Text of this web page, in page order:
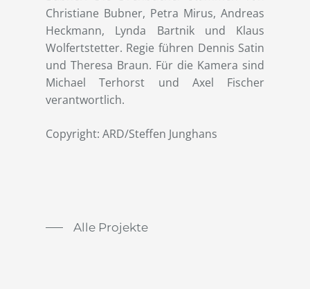
Christiane Bubner, Petra Mirus, Andreas
Heckmann, Lynda Bartnik und Klaus
Wolfertstetter. Regie führen Dennis Satin
und Theresa Braun. Für die Kamera sind
Michael Terhorst und Axel Fischer
verantwortlich.
Copyright: ARD/Steffen Junghans
Alle Projekte